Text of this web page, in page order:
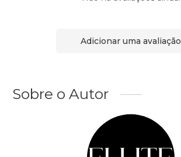
Adicionar uma avaliação
Sobre o Autor